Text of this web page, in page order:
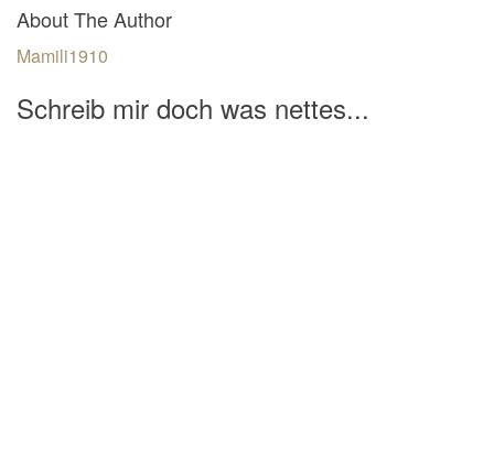
About The Author
Mamili1910
Schreib mir doch was nettes...